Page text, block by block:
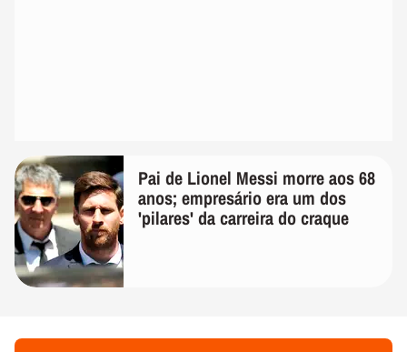
Pai de Lionel Messi morre aos 68
anos; empresário era um dos
'pilares' da carreira do craque